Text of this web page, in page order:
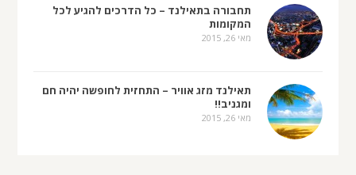
תחבורה בתאילנד – כל הדרכים להגיע לכל
המקומות
מאי 26, 2015
תאילנד מזג אוויר – התחזית לחופשה יהיה חם
ומגניב!!
מאי 26, 2015